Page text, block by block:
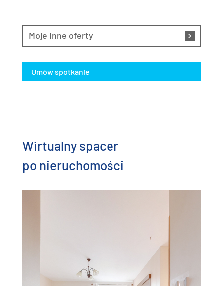
Moje inne oferty
Umów spotkanie
Wirtualny spacer
po nieruchomości